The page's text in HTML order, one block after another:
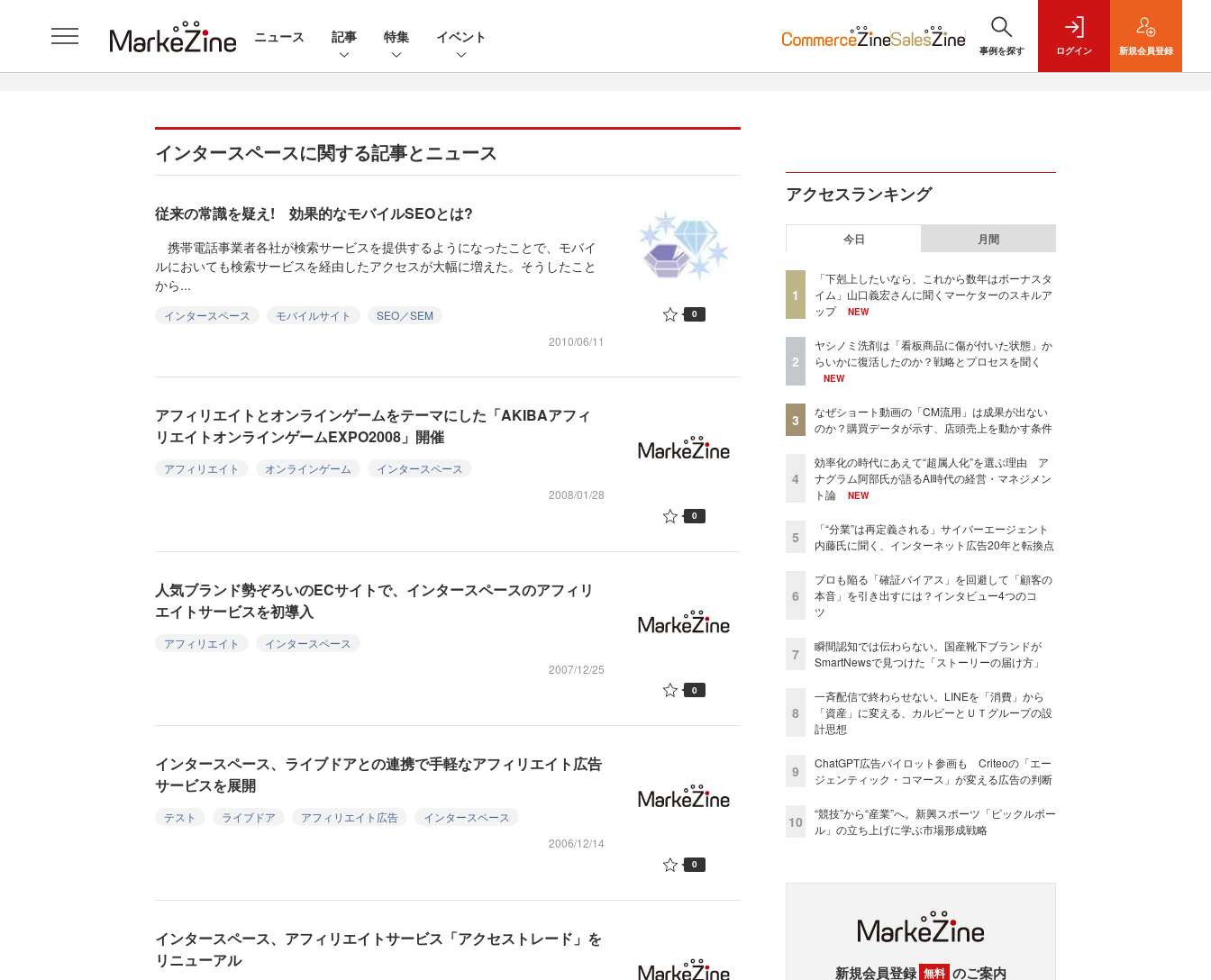
ニュース 記事 特集 イベント
事例を探す ログイン 新規会員登録
インタースペースに関する記事とニュース
従来の常識を疑え! 効果的なモバイルSEOとは?
携帯電話事業者各社が検索サービスを提供するようになったことで、モバイ
ルにおいても検索サービスを経由したアクセスが大幅に増えた。そうしたこと
から...
インタースペース モバイルサイト
SEO／SEM
2010/06/11
0
アフィリエイトとオンラインゲームをテーマにした「AKIBAアフィ
リエイトオンラインゲームEXPO2008」開催
アフィリエイト オンラインゲーム
インタースペース
2008/01/28
0
人気ブランド勢ぞろいのECサイトで、インタースペースのアフィリ
エイトサービスを初導入
アフィリエイト
インタースペース
2007/12/25
0
インタースペース、ライブドアとの連携で手軽なアフィリエイト広告
サービスを展開
テスト ライブドア アフィリエイト広告
インタースペース
2006/12/14
0
インタースペース、アフィリエイトサービス「アクセストレード」を
リニューアル
アクセスランキング
今日 月間
1
「下剋上したいなら、これから数年はボーナスタ
イム」山口義宏さんに聞くマーケターのスキルア
ップ
NEW
2
ヤシノミ洗剤は「看板商品に傷が付いた状態」か
らいかに復活したのか？戦略とプロセスを聞く
NEW
3
なぜショート動画の「CM流用」は成果が出ない
のか？購買データが示す、店頭売上を動かす条件
4
効率化の時代にあえて“超属人化”を選ぶ理由 ア
ナグラム阿部氏が語るAI時代の経営・マネジメン
ト論
NEW
5
「“分業”は再定義される」サイバーエージェント
内藤氏に聞く、インターネット広告20年と転換点
6
プロも陥る「確証バイアス」を回避して「顧客の
本音」を引き出すには？インタビュー4つのコ
ツ
7
瞬間認知では伝わらない。国産靴下ブランドが
SmartNewsで見つけた「ストーリーの届け方」
8
一斉配信で終わらせない。LINEを「消費」から
「資産」に変える、カルビーとＵＴグループの設
計思想
9
ChatGPT広告パイロット参画も Criteoの「エー
ジェンティック・コマース」が変える広告の判断
10
“競技”から“産業”へ。新興スポーツ「ピックルボー
ル」の立ち上げに学ぶ市場形成戦略
新規会員登録 無料 のご案内